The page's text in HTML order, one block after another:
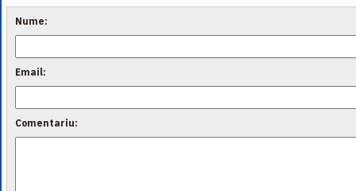
Nume:
Email:
Comentariu: